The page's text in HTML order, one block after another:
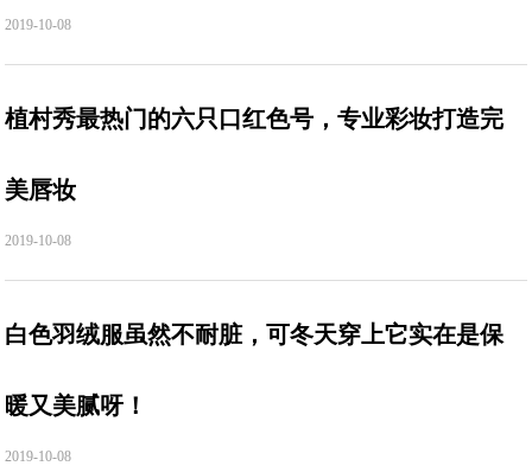
2019-10-08
植村秀最热门的六只口红色号，专业彩妆打造完
美唇妆
2019-10-08
白色羽绒服虽然不耐脏，可冬天穿上它实在是保
暖又美腻呀！
2019-10-08